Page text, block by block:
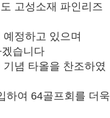
고성소재 파인리즈
정하고 있으며
습니다
념 타올을 찬조하였
하여 64골프회를 더욱